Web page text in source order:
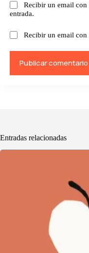
Recibir un email con
entrada.
Recibir un email con
Publicar comentario
Entradas relacionadas